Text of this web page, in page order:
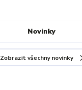
Novinky
Zobrazit všechny novinky